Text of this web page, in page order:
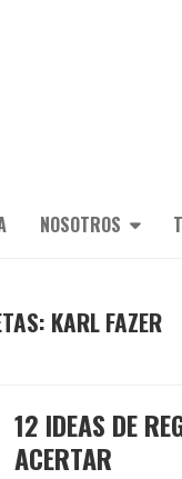
NOSOTROS
KARL FAZER
12 IDEAS DE
ACERTAR